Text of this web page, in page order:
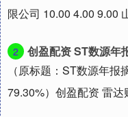
限公司 10.00 4.00 9.00
2
创盈配资 ST数源年报摘要
（原标题：ST数源年
79.30%）创盈配资 雷